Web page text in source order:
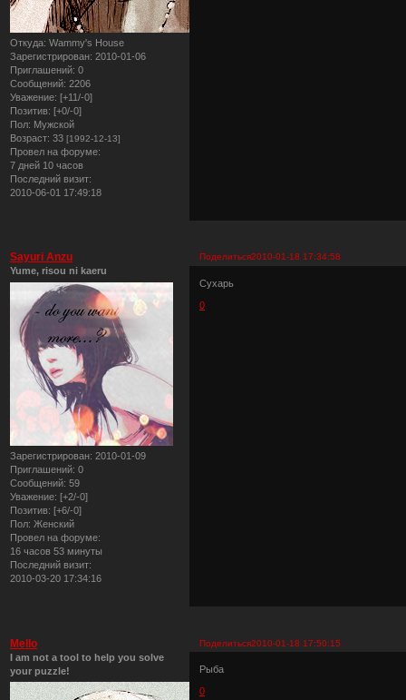
Откуда: Wammy's House
Зарегистрирован: 2010-01-06
Приглашений: 0
Сообщений: 2206
Уважение: [+11/-0]
Позитив: [+0/-0]
Пол: Мужской
Возраст: 33 [1992-12-13]
Провел на форуме:
7 дней 10 часов
Последний визит:
2010-06-01 17:49:18
Поделиться2010-01-18 17:34:58
Sayuri Anzu
Yume, risou ni kaeru
Зарегистрирован: 2010-01-09
Приглашений: 0
Сообщений: 59
Уважение: [+2/-0]
Позитив: [+6/-0]
Пол: Женский
Провел на форуме:
16 часов 53 минуты
Последний визит:
2010-03-20 17:34:16
Сухарь
0
Поделиться2010-01-18 17:50:15
Mello
I am not a tool to help you solve
your puzzle!
Рыба
0